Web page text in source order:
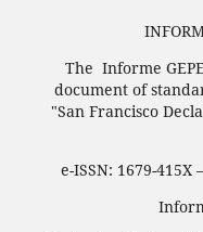
The Informe
document of
"San Francisco
e-ISSN: 1679-